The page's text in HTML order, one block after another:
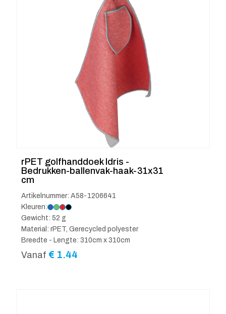
rPET golfhanddoek Idris -
Bedrukken-ballenvak-haak-31x31
cm
Artikelnummer: A58-1206641
Kleuren:
Gewicht: 52 g
Material: rPET, Gerecycled polyester
Breedte - Lengte: 310cm x 310cm
Vanaf € 1.44